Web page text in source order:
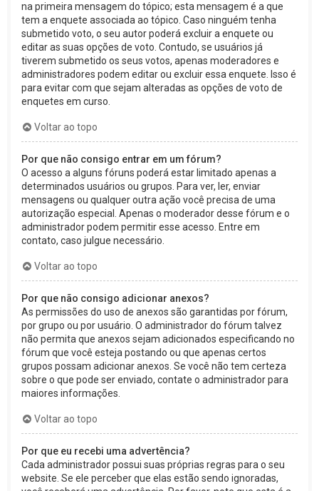
na primeira mensagem do tópico; esta mensagem é a que
tem a enquete associada ao tópico. Caso ninguém tenha
submetido voto, o seu autor poderá excluir a enquete ou
editar as suas opções de voto. Contudo, se usuários já
tiverem submetido os seus votos, apenas moderadores e
administradores podem editar ou excluir essa enquete. Isso é
para evitar com que sejam alteradas as opções de voto de
enquetes em curso.
Voltar ao topo
Por que não consigo entrar em um fórum?
O acesso a alguns fóruns poderá estar limitado apenas a
determinados usuários ou grupos. Para ver, ler, enviar
mensagens ou qualquer outra ação você precisa de uma
autorização especial. Apenas o moderador desse fórum e o
administrador podem permitir esse acesso. Entre em
contato, caso julgue necessário.
Voltar ao topo
Por que não consigo adicionar anexos?
As permissões do uso de anexos são garantidas por fórum,
por grupo ou por usuário. O administrador do fórum talvez
não permita que anexos sejam adicionados especificando no
fórum que você esteja postando ou que apenas certos
grupos possam adicionar anexos. Se você não tem certeza
sobre o que pode ser enviado, contate o administrador para
maiores informações.
Voltar ao topo
Por que eu recebi uma advertência?
Cada administrador possui suas próprias regras para o seu
website. Se ele perceber que elas estão sendo ignoradas,